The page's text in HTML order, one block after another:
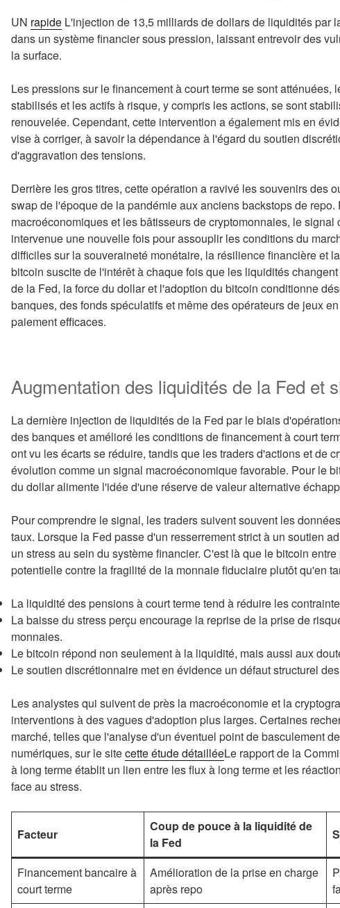
UN rapide L'injection de 13,5 milliards de dollars de liquidités par
dans un système financier sous pression, laissant entrevoir des
la surface.
Les pressions sur le financement à court terme se sont atténuées,
stabilisés et les actifs à risque, y compris les actions, se sont
renouvelée. Cependant, cette intervention a également mis en
vise à corriger, à savoir la dépendance à l'égard du soutien
d'aggravation des tensions.
Derrière les gros titres, cette opération a ravivé les souvenirs des
swap de l'époque de la pandémie aux anciens backstops de
macroéconomiques et les bâtisseurs de cryptomonnaies, le
intervenue une nouvelle fois pour assouplir les conditions du
difficiles sur la souveraineté monétaire, la résilience financière et
bitcoin suscite de l'intérêt à chaque fois que les liquidités
de la Fed, la force du dollar et l'adoption du bitcoin conditionne
banques, des fonds spéculatifs et même des opérateurs de jeux
paiement efficaces.
Augmentation des liquidités de la Fed et
La dernière injection de liquidités de la Fed par le biais
des banques et amélioré les conditions de financement à court
ont vu les écarts se réduire, tandis que les traders d'actions et de
évolution comme un signal macroéconomique favorable. Pour le
du dollar alimente l'idée d'une réserve de valeur alternative
Pour comprendre le signal, les traders suivent souvent les
taux. Lorsque la Fed passe d'un resserrement strict à un soutien
un stress au sein du système financier. C'est là que le bitcoin
potentielle contre la fragilité de la monnaie fiduciaire plutôt qu'en
La liquidité des pensions à court terme tend à réduire les
La baisse du stress perçu encourage la reprise de la prise de
monnaies.
Le bitcoin répond non seulement à la liquidité, mais aussi aux
Le soutien discrétionnaire met en évidence un défaut structurel
Les analystes qui suivent de près la macroéconomie et la
interventions à des vagues d'adoption plus larges. Certaines
marché, telles que l'analyse d'un éventuel point de basculement
numériques, sur le sitecette étude détailléeLe rapport de la
à long terme établit un lien entre les flux à long terme et les
face au stress.
Facteur
Coup de pouce à la liquidité de
la Fed
Financement bancaire à
court terme
Amélioration de la prise en charge
après repo